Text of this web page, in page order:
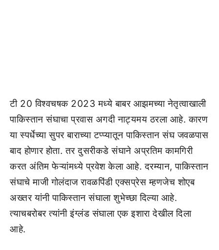
टी 20 विश्वचषक 2023 मध्ये बाबर आझमच्या नेतृत्वाखाली
पाकिस्तान संघाचा प्रवास अगदी नाट्यमय ठरला आहे. कारण
या स्पर्धेच्या सुपर बाराच्या टप्प्यातून पाकिस्तान संघ जवळपास
बाद होणार होता. तर दुसरीकडे संघाने अप्रतिम कामगिरी
करत अंतिम फेऱ्यांमध्ये प्रवेश केला आहे. दरम्यान, पाकिस्तान
संघाचे माजी गोलंदाज रावळपिंडी एक्सप्रेस म्हणजेच शोएब
अख्तर यांनी पाकिस्तान संघाला शुभेच्छा दिल्या आहे.
त्याचबरोबर त्यांनी इंग्लंड संघाला एक इशारा देखील दिला
आहे.